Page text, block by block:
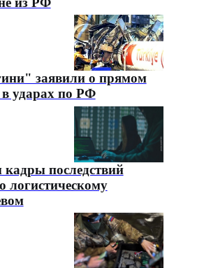
заявили о прямом
ударах по РФ
последствий